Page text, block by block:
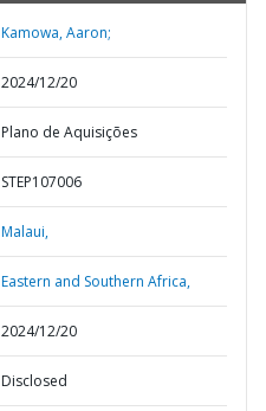
Kamowa, Aaron;
2024/12/20
Plano de Aquisições
STEP107006
Malaui,
Eastern and Southern Africa,
2024/12/20
Disclosed